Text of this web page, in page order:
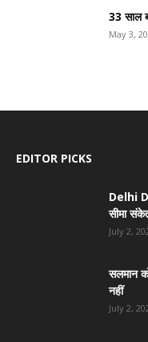
33 साल
May 3,
EDITOR PICKS
Delhi
सीमा
July 2,
सलमान
नहीं
July 2,